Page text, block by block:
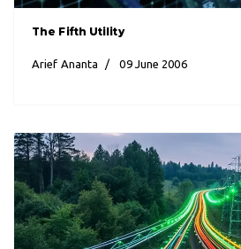
The Fifth Utility
Arief Ananta 09 June 2006